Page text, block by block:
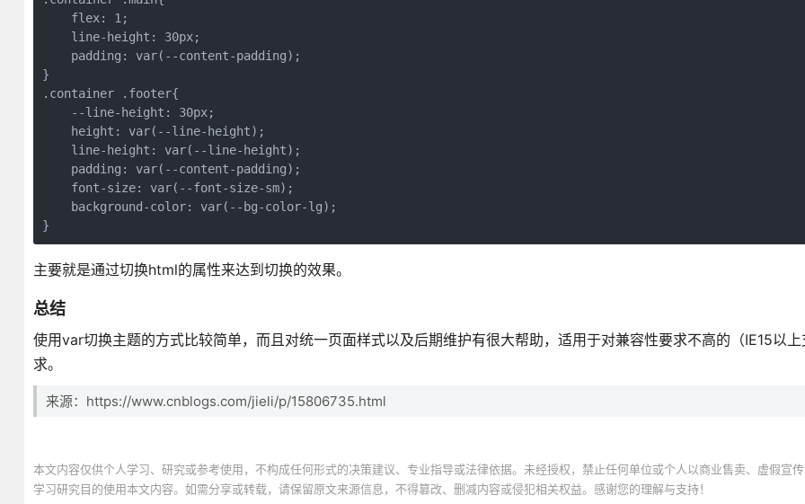
    flex: 1;
    line-height: 30px;
    padding: var(--content-padding);
}
.container .footer{
    --line-height: 30px;
    height: var(--line-height);
    line-height: var(--line-height);
    padding: var(--content-padding);
    font-size: var(--font-size-sm);
    background-color: var(--bg-color-lg);
}
主要就是通过切换html的属性来达到切换的效果。
总结
使用var切换主题的方式比较简单，而且对统一页面样式以及后期维护有很大帮助，适用于对兼容性要求不高的（IE15以上
求。
来源：https://www.cnblogs.com/jieli/p/15806735.html
本文内容仅供个人学习、研究或参考使用，不构成任何形式的决策建议、专业指导或法律依据。未经授权，禁止任何单位或个人以商业售卖、虚假宣
学习研究目的使用本文内容。如需分享或转载，请保留原文来源信息，不得篡改、删减内容或侵犯相关权益。感谢您的理解与支持！